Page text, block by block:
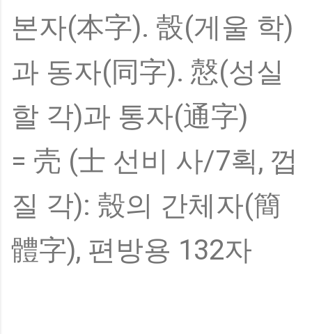
본자(本字). 嗀(게울 학)
과 동자(同字). 慤(성실
할 각)과 통자(通字)
= 壳 (士 선비 사/7획, 껍
질 각): 殼의 간체자(簡
體字), 편방용 132자